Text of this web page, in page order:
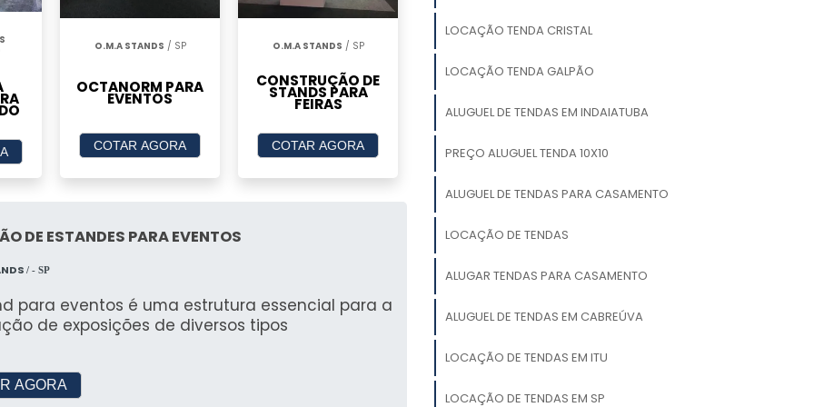
EMPRESA PARA
de Qualidade
profissional e personalizado, atendendo a
com preços competitivos e equipamentos de alta
seus favoritoslocação é garantir eficiência e
Clientes
O.M.A STANDS / SP
OCTANORM PARA
EVENTOS
COTAR AGORA
O.M.A STANDS / SP
CONSTRUÇÃO DE
STANDS PARA
FEIRAS
COTAR AGORA
DE ESTANDES PARA EVENTOS
/ - SP
para eventos é uma estrutura essencial para a
de exposições de diversos tipos
AGORA
LOCAÇÃO TENDA CRISTAL
LOCAÇÃO TENDA GALPÃO
ALUGUEL DE TENDAS EM INDAIATUBA
PREÇO ALUGUEL TENDA 10X10
ALUGUEL DE TENDAS PARA CASAMENTO
LOCAÇÃO DE TENDAS
ALUGAR TENDAS PARA CASAMENTO
ALUGUEL DE TENDAS EM CABREÚVA
LOCAÇÃO DE TENDAS EM ITU
LOCAÇÃO DE TENDAS EM SP